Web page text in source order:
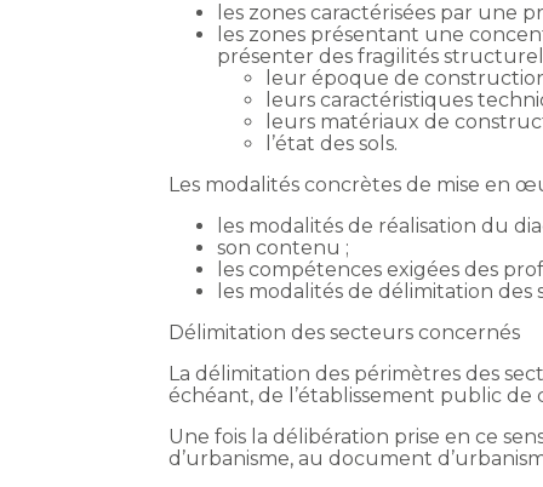
les zones caractérisées par une
les zones présentant une
présenter des fragilités
leur époque de
leurs caractéristiques
leurs matériaux de
l’état des sols.
Les modalités concrètes de mise en
les modalités de réalisation du
son contenu ;
les compétences exigées des
les modalités de délimitation des
Délimitation des secteurs concernés
La délimitation des périmètres des
échéant, de l’établissement public
Une fois la délibération prise en ce
d’urbanisme, au document